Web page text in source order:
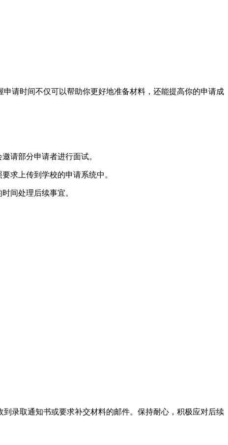
申请时间不仅可以帮助你更好地准备材料，还能提高你的申请成
请部分申请者进行面试。
求上传到学校的申请系统中。
间处理后续事宜。
录取通知书或要求补交材料的邮件。保持耐心，积极应对后续